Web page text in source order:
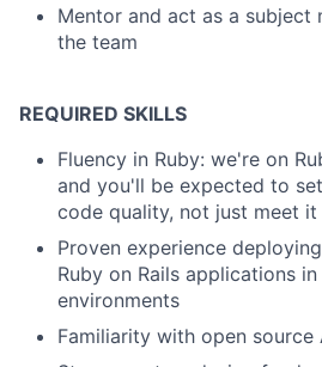
Mentor and act as a
the team
REQUIRED SKILLS
Fluency in Ruby: we're on
and you'll be expected to
code quality, not just meet it
Proven experience
Ruby on Rails applications
environments
Familiarity with open source